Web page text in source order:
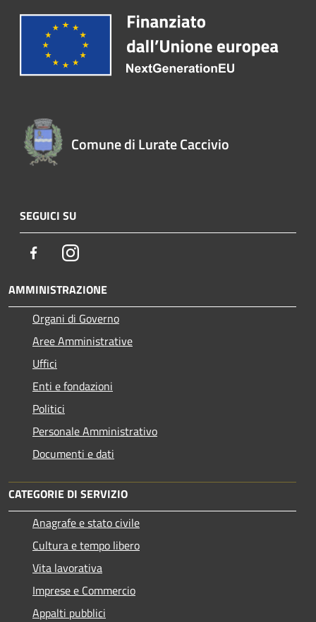
Comune di Lurate Caccivio
SEGUICI SU
FacebookInstagram
AMMINISTRAZIONE
Organi di Governo
Aree Amministrative
Uffici
Enti e fondazioni
Politici
Personale Amministrativo
Documenti e dati
CATEGORIE DI SERVIZIO
Anagrafe e stato civile
Cultura e tempo libero
Vita lavorativa
Imprese e Commercio
Appalti pubblici